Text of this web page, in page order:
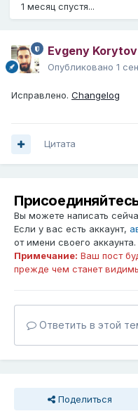
1 месяц спустя...
Evgeny Korytov
Опубликовано 1
Исправлено. Changelog
Цитата
Вы можете написать
Если у вас есть аккаунт,
от имени своего аккаунта.
Примечание: Ваш пост
прежде чем станет
Ответить в этой
Поделиться